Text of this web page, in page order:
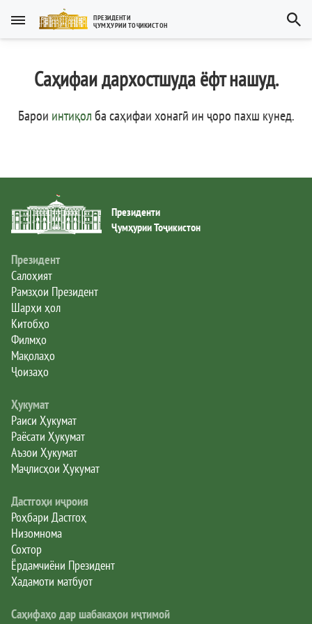
ПРЕЗИДЕНТИ
ҶУМҲУРИИ ТОҶИКИСТОН
Тоҷикӣ
Тоҷикӣ
English
العربية
Тоҷикистон
Рамзҳои давлатӣ
Президент
Ҳукумат
Дастгоҳи иҷроия
Нома ба Президент
Саҳифаи дархостшуда ёфт нашуд.
Барои интиқолба саҳифаи хонагӣ ин ҷоро пахш кунед.
Президенти
Ҷумҳурии Тоҷикистон
Президент
Салоҳият
Рамзҳои Президент
Шарҳи ҳол
Китобҳо
Филмҳо
Мақолаҳо
Ҷоизаҳо
Ҳукумат
Раиси Ҳукумат
Раёсати Ҳукумат
Аъзои Ҳукумат
Маҷлисҳои Ҳукумат
Дастгоҳи иҷроия
Роҳбари Дастгоҳ
Низомнома
Сохтор
Ёрдамчиёни Президент
Хадамоти матбуот
Саҳифаҳо дар шабакаҳои иҷтимоӣ